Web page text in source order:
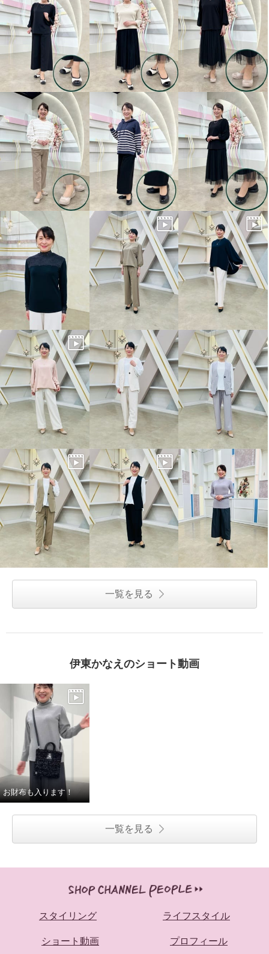
一覧を見る
伊東かなえのショート動画
お財布も入ります！
一覧を見る
スタイリング ライフスタイル
ショート動画 プロフィール